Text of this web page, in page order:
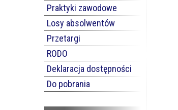
Praktyki zawodowe
Losy absolwentów
Przetargi
RODO
Deklaracja dostępności
Do pobrania